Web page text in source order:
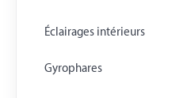
Éclairages intérieurs
Gyrophares